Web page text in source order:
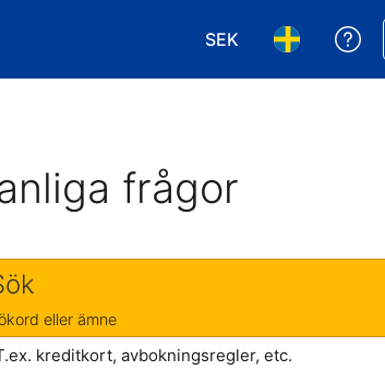
SEK
Välj valuta. Din
Välj språk.
frågor
eller ämne